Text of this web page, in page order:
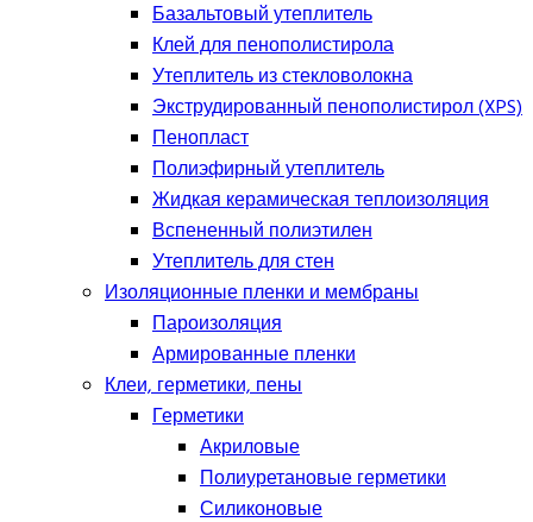
Базальтовый утеплитель
Клей для пенополистирола
Утеплитель из стекловолокна
Экструдированный пенополистирол (XPS)
Пенопласт
Полиэфирный утеплитель
Жидкая керамическая теплоизоляция
Вспененный полиэтилен
Утеплитель для стен
Изоляционные пленки и мембраны
Пароизоляция
Армированные пленки
Клеи, герметики, пены
Герметики
Акриловые
Полиуретановые герметики
Силиконовые